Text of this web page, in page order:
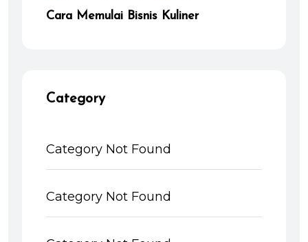
Cara Memulai Bisnis Kuliner
Category
Category Not Found
Category Not Found